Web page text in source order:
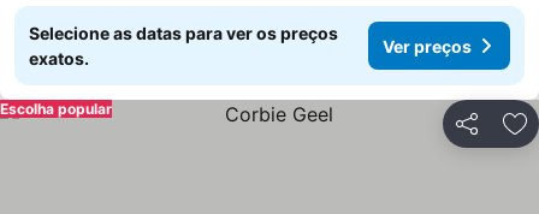
Selecione as datas para ver os preços
exatos.
Ver preços
Partilhar
Escolha popular